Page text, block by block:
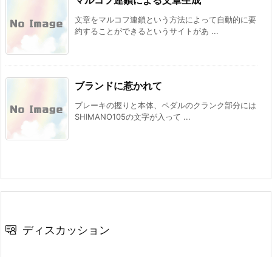
文章をマルコフ連鎖という方法によって自動的に要
約することができるというサイトがあ ...
ブランドに惹かれて
ブレーキの握りと本体、ペダルのクランク部分には
SHIMANO105の文字が入って ...
ディスカッション